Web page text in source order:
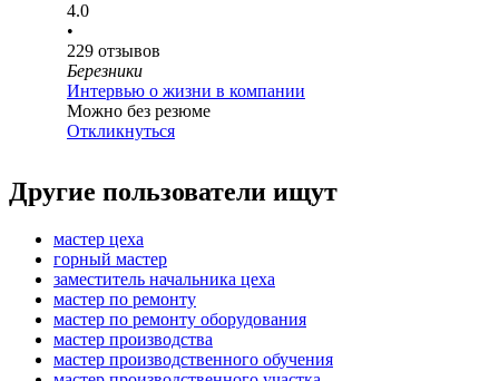
4.0
•
229 отзывов
Березники
Интервью о жизни в компании
Можно без резюме
Откликнуться
Другие пользователи ищут
мастер цеха
горный мастер
заместитель начальника цеха
мастер по ремонту
мастер по ремонту оборудования
мастер производства
мастер производственного обучения